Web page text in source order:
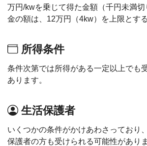
万円/kwを乗じて得た金額（千円未満
金の額は、12万円（4kw）を上限とする
所得条件
条件次第では所得がある一定以上でも
あります。
生活保護者
いくつかの条件がかけあわさっており
保護者の方も受けられる可能性がありま